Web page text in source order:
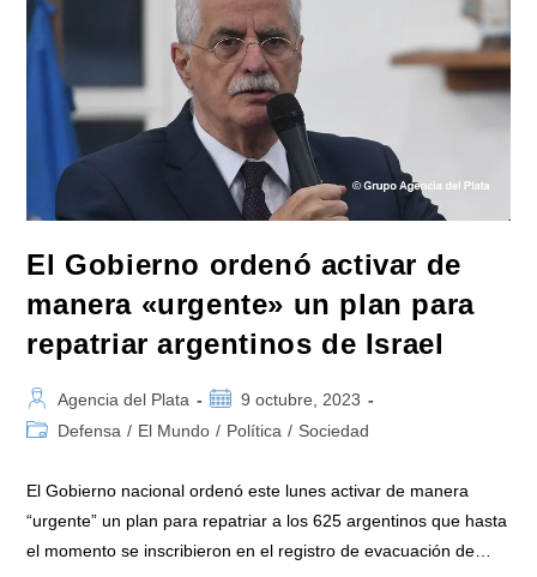
Pensiones
De
Excombatientes
Sean
Hereditarias
El Gobierno ordenó activar de
manera «urgente» un plan para
repatriar argentinos de Israel
Autor
de
Agencia del Plata
Publicación
de
9 octubre, 2023
Categoría
Defensa / El Mundo / Política / Sociedad
El Gobierno nacional ordenó este lunes activar de manera
“urgente” un plan para repatriar a los 625 argentinos que hasta
el momento se inscribieron en el registro de evacuación de…